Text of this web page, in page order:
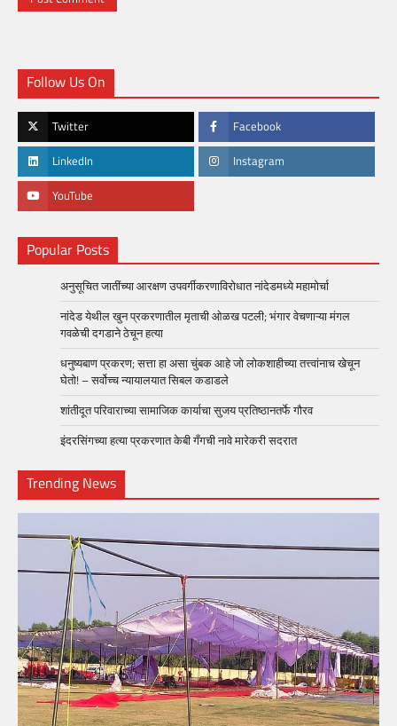
Follow Us On
Twitter Facebook
LinkedIn Instagram
YouTube
Popular Posts
अनुसूचित जातींच्या आरक्षण उपवर्गीकरणाविरोधात नांदेडमध्ये महामोर्चा
नांदेड येथील खुन प्रकरणातील मृताची ओळख पटली; भंगार वेचणाऱ्या मंगल
गवळेची दगडाने ठेचून हत्या
धनुष्यबाण प्रकरण; सत्ता हा असा चुंबक आहे जो लोकशाहीच्या तत्त्वांनाच खेचून
घेतो! – सर्वोच्च न्यायालयात सिबल कडाडले
शांतीदूत परिवाराच्या सामाजिक कार्याचा सुजय प्रतिष्ठानतर्फे गौरव
इंदरसिंगच्या हत्या प्रकरणात केबी गँगची नावे मारेकरी सदरात
Trending News